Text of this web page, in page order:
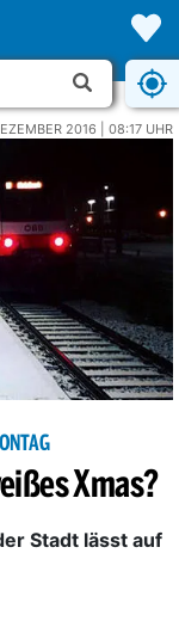
2016 | 08:17 UHR
Xmas?
Stadt lässt auf